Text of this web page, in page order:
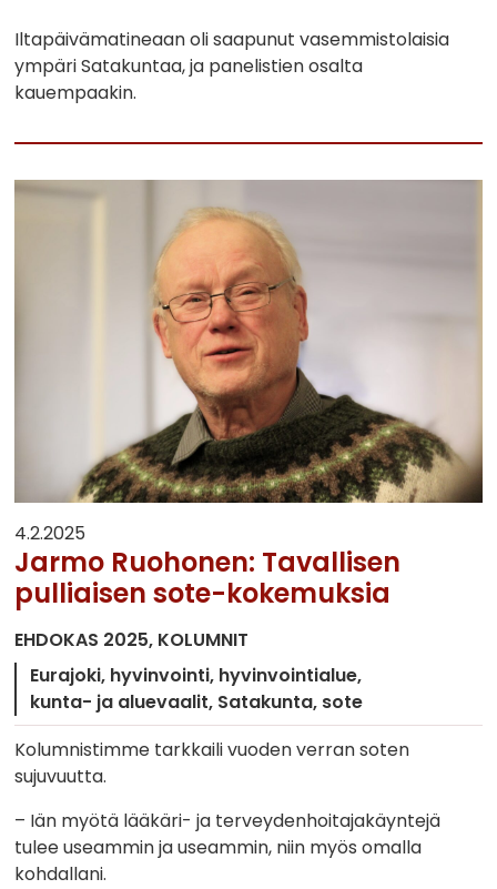
Iltapäivämatineaan oli saapunut vasemmistolaisia
ympäri Satakuntaa, ja panelistien osalta
kauempaakin.
4.2.2025
Jarmo Ruohonen: Tavallisen
pulliaisen sote-kokemuksia
EHDOKAS 2025 KOLUMNIT
Eurajoki hyvinvointi hyvinvointialue
kunta- ja aluevaalit Satakunta sote
Kolumnistimme tarkkaili vuoden verran soten
sujuvuutta.
– Iän myötä lääkäri- ja terveydenhoitajakäyntejä
tulee useammin ja useammin, niin myös omalla
kohdallani.